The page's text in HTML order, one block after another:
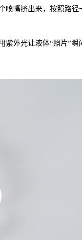
嘴挤出来，按照路
外光让液体“照片”瞬